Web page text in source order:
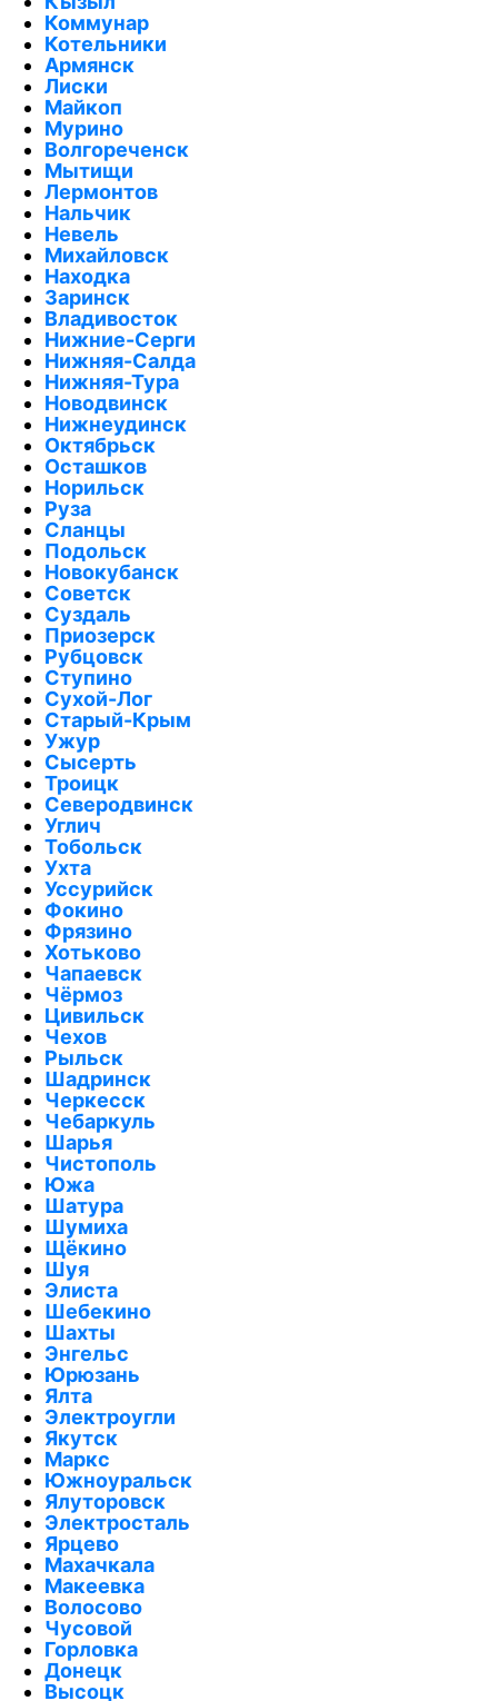
Коммунар
Котельники
Армянск
Лиски
Майкоп
Мурино
Волгореченск
Мытищи
Лермонтов
Нальчик
Невель
Михайловск
Находка
Заринск
Владивосток
Нижние-Серги
Нижняя-Салда
Нижняя-Тура
Новодвинск
Нижнеудинск
Октябрьск
Осташков
Норильск
Руза
Сланцы
Подольск
Новокубанск
Советск
Суздаль
Приозерск
Рубцовск
Ступино
Сухой-Лог
Старый-Крым
Ужур
Сысерть
Троицк
Северодвинск
Углич
Тобольск
Ухта
Уссурийск
Фокино
Фрязино
Хотьково
Чапаевск
Чёрмоз
Цивильск
Чехов
Рыльск
Шадринск
Черкесск
Чебаркуль
Шарья
Чистополь
Южа
Шатура
Шумиха
Щёкино
Шуя
Элиста
Шебекино
Шахты
Энгельс
Юрюзань
Ялта
Электроугли
Якутск
Маркс
Южноуральск
Ялуторовск
Электросталь
Ярцево
Махачкала
Макеевка
Волосово
Чусовой
Горловка
Донецк
Высоцк